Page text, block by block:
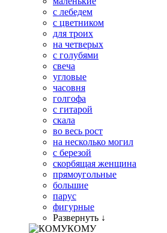
с лебедем
с цветником
для троих
на четверых
с голубями
свеча
угловые
часовня
голгофа
с гитарой
скала
во весь рост
на несколько могил
с березой
скорбящая женщина
прямоугольные
большие
парус
фигурные
Развернуть ↓
КОМУ